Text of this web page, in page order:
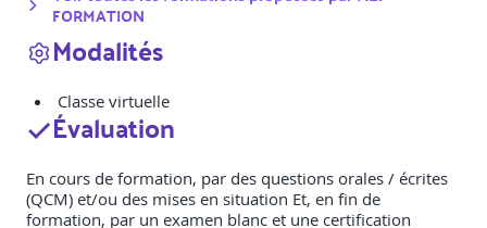
FORMATION
Modalités
Classe virtuelle
Évaluation
En cours de formation, par des questions orales / écrites
(QCM) et/ou des mises en situation Et, en fin de
formation, par un examen blanc et une certification